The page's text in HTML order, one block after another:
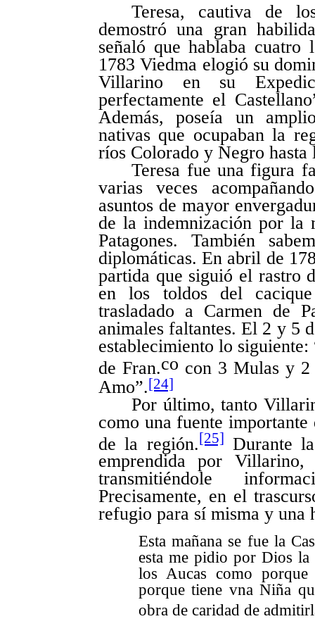
Teresa, cautiva de
demostró una gran
señaló que hablaba cuatro
1783 Viedma elogió su
Villarino en su
perfectamente el
Además, poseía un
nativas que ocupaban la
ríos Colorado y Negro
Teresa fue una figura
varias veces
asuntos de mayor
de la indemnización por la
Patagones. También
diplomáticas. En abril de
partida que siguió el rastro
en los toldos del
trasladado a Carmen de
animales faltantes. El 2 y 5
establecimiento lo
de Fran.co con 3 Mulas y 2
Amo”.[24]
Por último, tanto
como una fuente
de la región.[25] Durante
emprendida por Villarino,
transmitiéndole
Precisamente, en el
refugio para sí misma y una
Esta mañana se fue la
esta me pidio por Dios la
los Aucas como
porque tiene vna Niña
obra de caridad de